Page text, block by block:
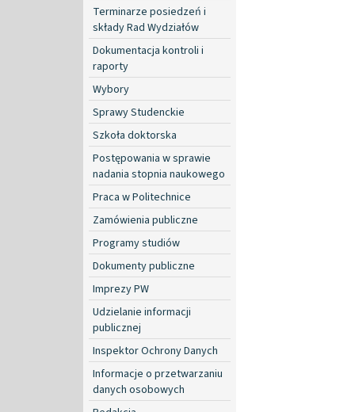
Terminarze posiedzeń i
składy Rad Wydziałów
Dokumentacja kontroli i
raporty
Wybory
Sprawy Studenckie
Szkoła doktorska
Postępowania w sprawie
nadania stopnia naukowego
Praca w Politechnice
Zamówienia publiczne
Programy studiów
Dokumenty publiczne
Imprezy PW
Udzielanie informacji
publicznej
Inspektor Ochrony Danych
Informacje o przetwarzaniu
danych osobowych